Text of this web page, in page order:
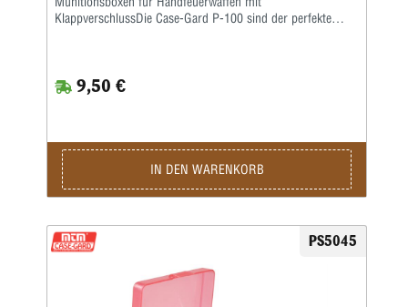
KlappverschlussDie Case-Gard P-100 sind der perfekte
griffige, abriebfeste Strukturoberfläche und sind stapelbar.
Auf den Snap-Lock-Verschluss und das mechanische
Unterseite jeder Box aufgeführt • Ladungsetikett im
Lieferumfang enthalten • Farbe: Grünklar
9,50 €
IN DEN WARENKORB
PS5045